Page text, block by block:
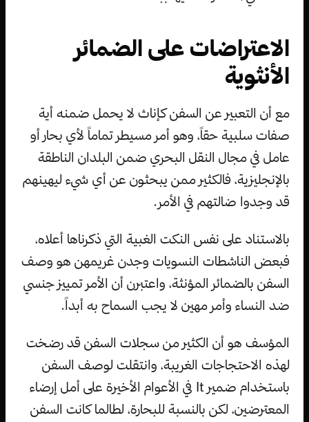
الاعتراضات على الضمائر
الأنثوية
مع أن التعبير عن السفن كإناث لا يحمل ضمنه أية
صفات سلبية حقاً، وهو أمر مسيطر تماماً لأي بحار أو
عامل في مجال النقل البحري ضمن البلدان الناطقة
بالإنجليزية، فالكثير ممن يبحثون عن أي شيء ليهينهم
قد وجدوا ضالتهم في الأمر.
بالاستناد على نفس النكت الغبية التي ذكرناها أعلاه،
فبعض الناشطات النسويات وجدن غريمهن هو وصف
السفن بالضمائر المؤنثة، واعتبرن أن الأمر تمييز جنسي
ضد النساء وأمر مهين لا يجب السماح به أبداً.
المؤسف هو أن الكثير من سجلات السفن قد رضخت
لهذه الاحتجاجات الغريبة، وانتقلت لوصف السفن
باستخدام ضمير It في الأعوام الأخيرة على أمل إرضاء
المعترضين، لكن بالنسبة للبحارة، لطالما كانت السفن